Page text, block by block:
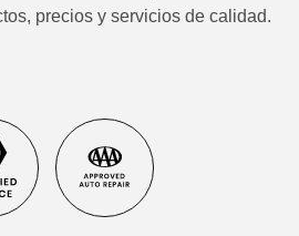
precios y servicios de calidad.